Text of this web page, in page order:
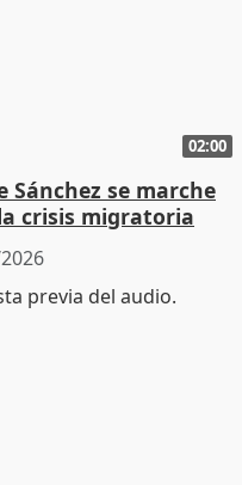
02:00
Sánchez se marche
crisis migratoria